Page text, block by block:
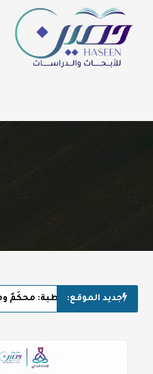
جديد الموقع:خطبة: محكَمٌ ومتشابِه